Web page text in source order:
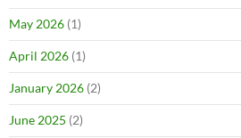
May 2026 (1)
April 2026 (1)
January 2026 (2)
June 2025 (2)